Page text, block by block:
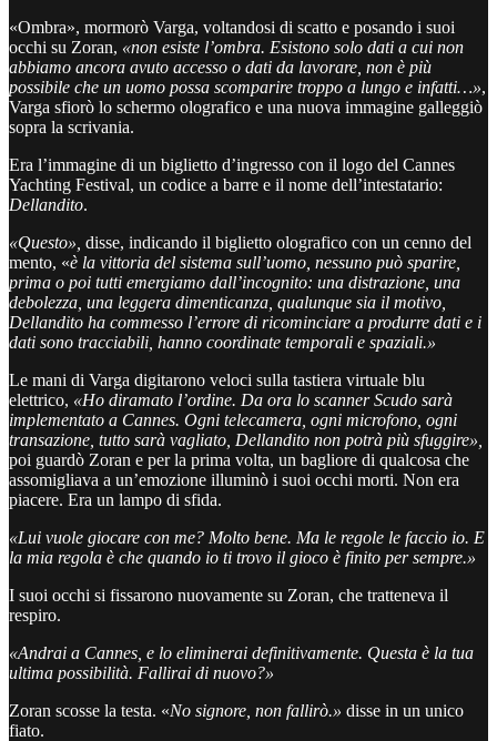
«Ombra», mormorò Varga, voltandosi di scatto e posando i suoi
occhi su Zoran, «non esiste l’ombra. Esistono solo dati a cui non
abbiamo ancora avuto accesso o dati da lavorare, non è più
possibile che un uomo possa scomparire troppo a lungo e infatti…»,
Varga sfiorò lo schermo olografico e una nuova immagine galleggiò
sopra la scrivania.
Era l’immagine di un biglietto d’ingresso con il logo del Cannes
Yachting Festival, un codice a barre e il nome dell’intestatario:
Dellandito.
«Questo», disse, indicando il biglietto olografico con un cenno del
mento, «è la vittoria del sistema sull’uomo, nessuno può sparire,
prima o poi tutti emergiamo dall’incognito: una distrazione, una
debolezza, una leggera dimenticanza, qualunque sia il motivo,
Dellandito ha commesso l’errore di ricominciare a produrre dati e i
dati sono tracciabili, hanno coordinate temporali e spaziali.»
Le mani di Varga digitarono veloci sulla tastiera virtuale blu
elettrico, «Ho diramato l’ordine. Da ora lo scanner Scudo sarà
implementato a Cannes. Ogni telecamera, ogni microfono, ogni
transazione, tutto sarà vagliato, Dellandito non potrà più sfuggire»,
poi guardò Zoran e per la prima volta, un bagliore di qualcosa che
assomigliava a un’emozione illuminò i suoi occhi morti. Non era
piacere. Era un lampo di sfida.
«Lui vuole giocare con me? Molto bene. Ma le regole le faccio io. E
la mia regola è che quando io ti trovo il gioco è finito per sempre.»
I suoi occhi si fissarono nuovamente su Zoran, che tratteneva il
respiro.
«Andrai a Cannes, e lo eliminerai definitivamente. Questa è la tua
ultima possibilità. Fallirai di nuovo?»
Zoran scosse la testa. «No signore, non fallirò.» disse in un unico
fiato.